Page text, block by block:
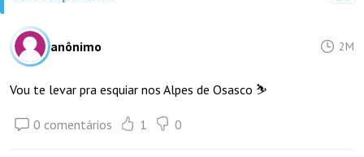
anônimo 2M
Vou te levar pra esquiar nos Alpes de Osasco ⛷️
0 comentários 1 0